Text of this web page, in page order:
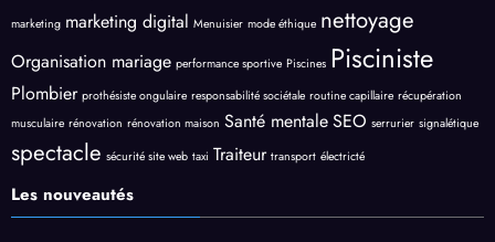
marketing marketing digital Menuisier mode éthique nettoyage
Organisation mariage performance sportive Piscines Pisciniste
Plombier prothésiste ongulaire responsabilité sociétale routine capillaire récupération
musculaire rénovation rénovation maison Santé mentaleSEO serrurier signalétique
spectacle sécurité site web taxi Traiteur transport électricté
Les nouveautés